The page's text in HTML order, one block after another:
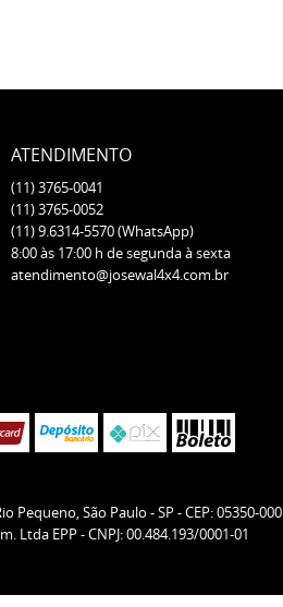
ATENDIMENTO
(11)3765-0041
(11)3765-0052
(11)9.6314-5570(WhatsApp)
8:00 às 17:00 h de segunda à sexta
atendimento@josewal4x4.com.br
Pequeno, São Paulo -SP -CEP: 05350-000
Ltda EPP - CNPJ: 00.484.193/0001-01